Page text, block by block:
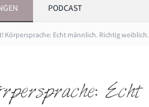
PODCAST
Körpersprache: Echt männlich. Richtig weiblich.
Echt